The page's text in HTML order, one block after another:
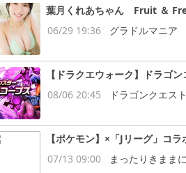
葉月くれあちゃん Fruit ＆
06/29 19:36
グラドルマニア
【ドラクエウォーク】ドラゴ
08/06 20:45
ドラゴンクエス
【ポケモン】×「Jリーグ」コ
07/13 09:00
まったりきまま